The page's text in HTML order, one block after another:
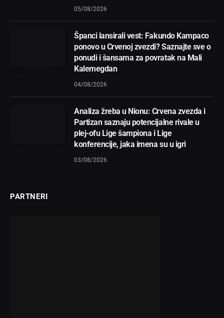
05/08/2026
Španci lansirali vest: Fakundo Kampaco
ponovo u Crvenoj zvezdi? Saznajte sve o
ponudi i šansama za povratak na Mali
Kalemegdan
04/08/2026
Analiza žreba u Nionu: Crvena zvezda i
Partizan saznaju potencijalne rivale u
plej-ofu Lige šampiona i Lige
konferencije, jaka imena su u igri
03/08/2026
PARTNERI